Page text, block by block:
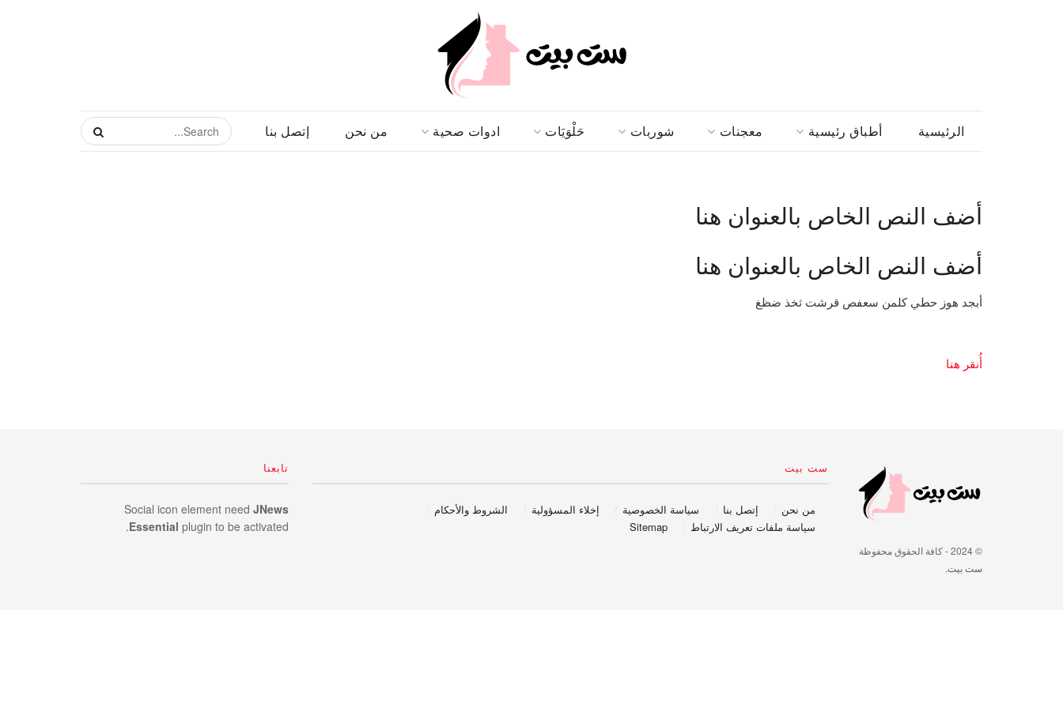
الرئيسية أطباق رئيسية معجنات شوربات حَلْوَيَات ادوات صحية من نحن إتصل بنا
أضف النص الخاص بالعنوان هنا
أضف النص الخاص بالعنوان هنا
أبجد هوز حطي كلمن سعفص قرشت ثخذ ضظغ
أُنقر هنا
© 2024
- كافة الحقوق محفوظة
ست بيت.
ست بيت
من نحن إتصل بنا سياسة الخصوصية إخلاء المسؤولية
الشروط والأحكام
سياسة ملفات تعريف الارتباط
Sitemap
تابعنا
Social icon element need JNews
Essential plugin to be activated.